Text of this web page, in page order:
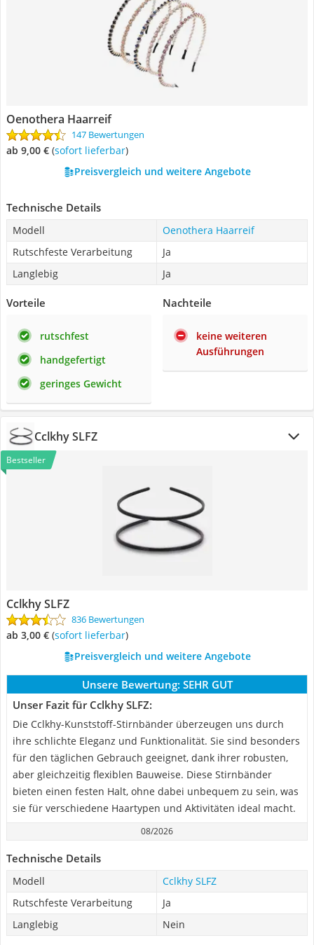
Oenothera Haarreif
147 Bewertungen
ab 9,00 € ( Sofort lieferbar)
Preisvergleich und weitere Angebote
Technische Details
Modell
Oenothera Haarreif
Rutschfeste Verarbeitung
Ja
Langlebig
Ja
Vorteile
rutschfest
handgefertigt
geringes Gewicht
Nachteile
keine weiteren
Ausführungen
Cclkhy SLFZ
Bestseller
Cclkhy SLFZ
836 Bewertungen
ab 3,00 € ( Sofort lieferbar)
Preisvergleich und weitere Angebote
Unsere Bewertung: SEHR GUT
Unser Fazit für Cclkhy SLFZ:
Die Cclkhy-Kunststoff-Stirnbänder überzeugen uns durch
ihre schlichte Eleganz und Funktionalität. Sie sind besonders
für den täglichen Gebrauch geeignet, dank ihrer robusten,
aber gleichzeitig flexiblen Bauweise. Diese Stirnbänder
bieten einen festen Halt, ohne dabei unbequem zu sein, was
sie für verschiedene Haartypen und Aktivitäten ideal macht.
08/2026
Technische Details
Modell
Cclkhy SLFZ
Rutschfeste Verarbeitung
Ja
Langlebig
Nein